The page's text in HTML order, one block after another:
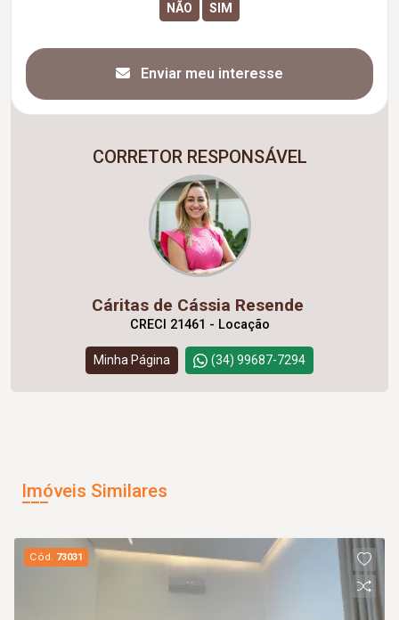
Enviar meu interesse
CORRETOR RESPONSÁVEL
Cáritas de Cássia Resende
CRECI 21461 - Locação
Minha Página (34) 99687-7294
Imóveis Similares
Cód. 73031